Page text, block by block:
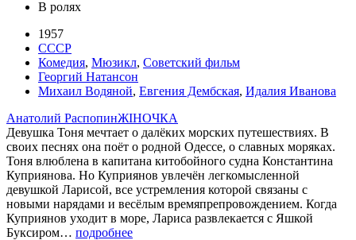
В ролях
1957
СССР
Комедия, Мюзикл, Советский фильм
Георгий Натансон
Михаил Водяной, Евгения Дембская, Идалия Иванова
Анатолий РаспопинЖIНОЧКА
Девушка Тоня мечтает о далёких морских путешествиях. В
своих песнях она поёт о родной Одессе, о славных моряках.
Тоня влюблена в капитана китобойного судна Константина
Куприянова. Но Куприянов увлечён легкомысленной
девушкой Ларисой, все устремления которой связаны с
новыми нарядами и весёлым времяпрепровождением. Когда
Куприянов уходит в море, Лариса развлекается с Яшкой
Буксиром… подробнее